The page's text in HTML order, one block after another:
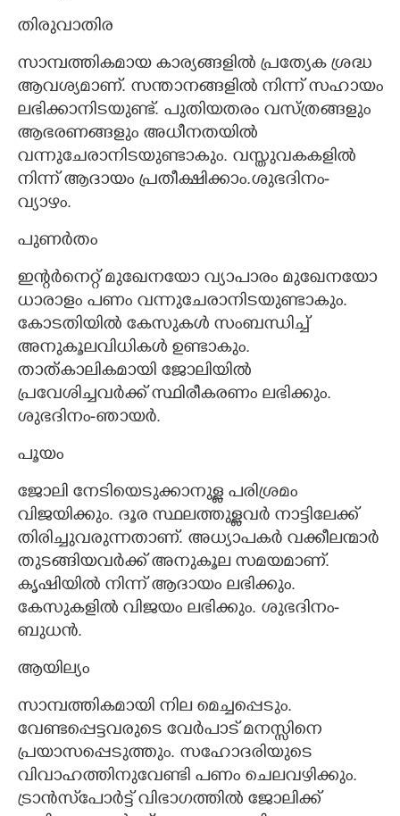
തിരുവാതിര
സാമ്പത്തികമായ കാര്യങ്ങളിൽ പ്രത്യേക ശ്രദ്ധ
ആവശ്യമാണ്. സന്താനങ്ങളിൽ നിന്ന് സഹായം
ലഭിക്കാനിടയുണ്ട്. പുതിയതരം വസ്ത്രങ്ങളും
ആഭരണങ്ങളും അധീനതയിൽ
വന്നുചേരാനിടയുണ്ടാകും. വസ്തുവകകളിൽ
നിന്ന് ആദായം പ്രതീക്ഷിക്കാം.ശുഭദിനം-
വ്യാഴം.
പുണർതം
ഇന്റർനെറ്റ് മുഖേനയോ വ്യാപാരം മുഖേനയോ
ധാരാളം പണം വന്നുചേരാനിടയുണ്ടാകും.
കോടതിയിൽ കേസുകൾ സംബന്ധിച്ച്
അനുകൂലവിധികൾ ഉണ്ടാകും.
താത്കാലികമായി ജോലിയിൽ
പ്രവേശിച്ചവർക്ക് സ്ഥിരീകരണം ലഭിക്കും.
ശുഭദിനം-ഞായർ.
പൂയം
ജോലി നേടിയെടുക്കാനുള്ള പരിശ്രമം
വിജയിക്കും. ദൂര സ്ഥലത്തുള്ളവർ നാട്ടിലേക്ക്
തിരിച്ചുവരുന്നതാണ്. അധ്യാപകർ വക്കീലന്മാർ
തുടങ്ങിയവർക്ക് അനുകൂല സമയമാണ്.
കൃഷിയിൽ നിന്ന് ആദായം ലഭിക്കും.
കേസുകളിൽ വിജയം ലഭിക്കും. ശുഭദിനം-
ബുധൻ.
ആയില്യം
സാമ്പത്തികമായി നില മെച്ചപ്പെടും.
വേണ്ടപ്പെട്ടവരുടെ വേർപാട് മനസ്സിനെ
പ്രയാസപ്പെടുത്തും. സഹോദരിയുടെ
വിവാഹത്തിനുവേണ്ടി പണം ചെലവഴിക്കും.
ട്രാൻസ്‌പോർട്ട് വിഭാഗത്തിൽ ജോലിക്ക്